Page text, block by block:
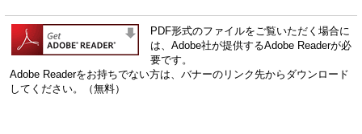
PDF形式のファイルをご覧いただく場合に
は、Adobe社が提供するAdobe Readerが必
要です。
Adobe Readerをお持ちでない方は、バナーのリンク先からダウンロード
してください。（無料）